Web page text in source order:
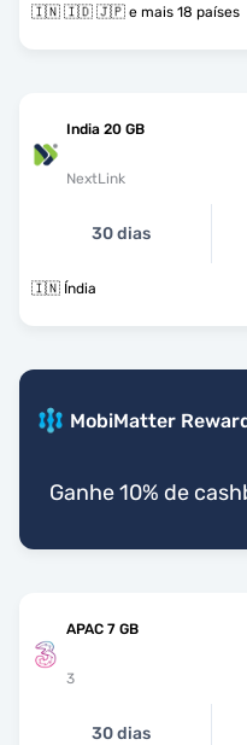
🇮🇳 🇮🇩 🇯🇵 e mais 18 países
India 20 GB
NextLink
30 dias
🇮🇳 Índia
MobiMatter
Ganhe 10% de
APAC 7 GB
3
30 dias